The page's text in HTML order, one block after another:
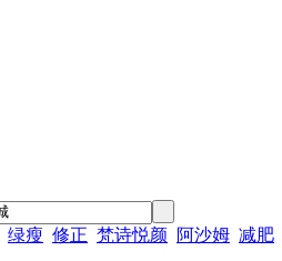
绿瘦 修正 梵诗悦颜 阿沙姆 减肥